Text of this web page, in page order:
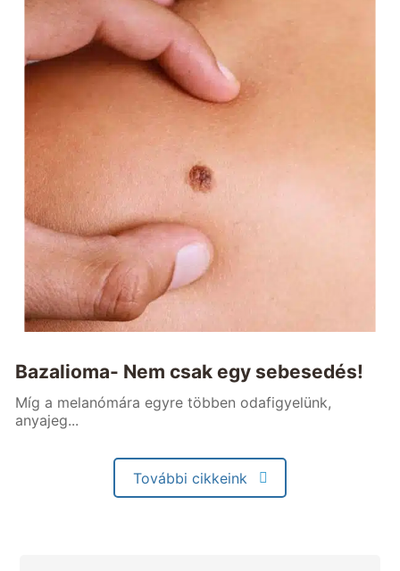
Bazalioma- Nem csak egy sebesedés!
Míg a melanómára egyre többen odafigyelünk,
anyajeg...
További cikkeink